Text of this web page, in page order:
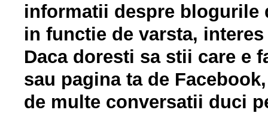
informatii despre
in functie de varsta, interes
Daca doresti sa stii care e
sau pagina ta de
de multe conversatii duci